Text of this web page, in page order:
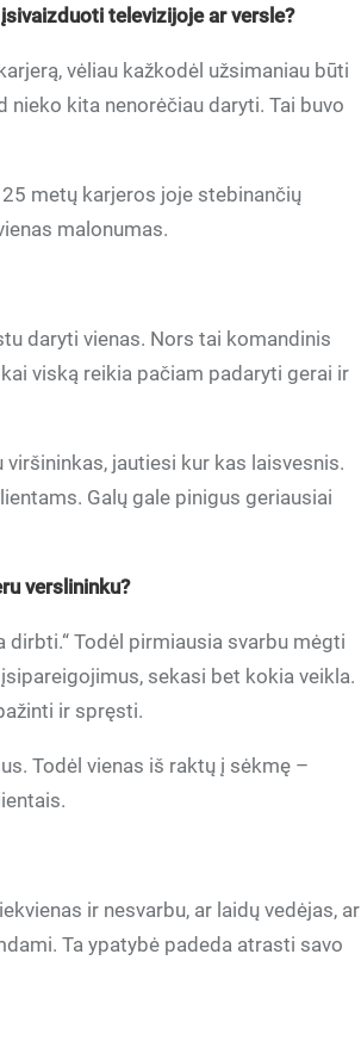
televizijoje ar versle?
vėliau kažkodėl užsimaniau būti
nieko kita nenorėčiau daryti. Tai buvo
metų karjeros joje stebinančių
malonumas.
daryti vienas. Nors tai komandinis
viską reikia pačiam padaryti gerai ir
jautiesi kur kas laisvesnis.
Galų gale pinigus geriausiai
verslininku?
dirbti.“ Todėl pirmiausia svarbu mėgti
sekasi bet kokia veikla.
ir spręsti.
Todėl vienas iš raktų į sėkmę –
ir nesvarbu, ar laidų vedėjas, ar
Ta ypatybė padeda atrasti savo